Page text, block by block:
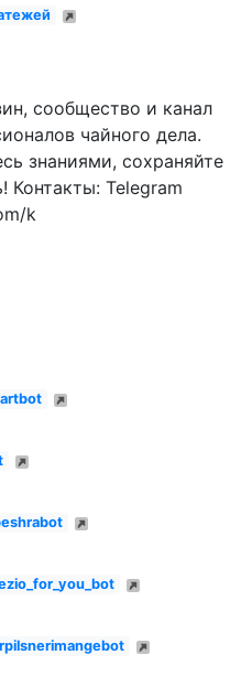
сообщество и канал
чайного дела.
знаниями, сохраняйте
Контакты: Telegram
k